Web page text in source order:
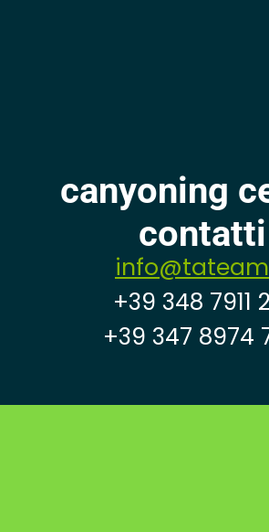
canyoning
contatti
+39 348 7911
+39 347 8974